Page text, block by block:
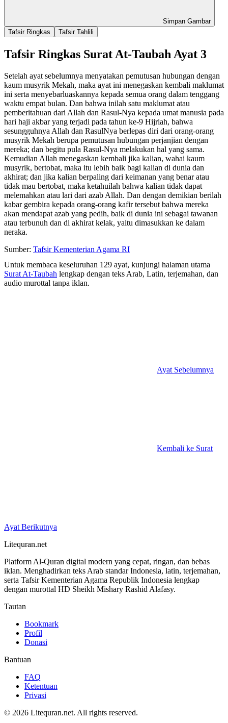
Simpan Gambar
Tafsir Ringkas
Tafsir Tahlili
Tafsir Ringkas Surat At-Taubah Ayat 3
Setelah ayat sebelumnya menyatakan pemutusan hubungan dengan
kaum musyrik Mekah, maka ayat ini menegaskan kembali maklumat
ini serta menyebarluaskannya kepada semua orang dalam tenggang
waktu empat bulan. Dan bahwa inilah satu maklumat atau
pemberitahuan dari Allah dan Rasul-Nya kepada umat manusia pada
hari haji akbar yang terjadi pada tahun ke-9 Hijriah, bahwa
sesungguhnya Allah dan RasulNya berlepas diri dari orang-orang
musyrik Mekah berupa pemutusan hubungan perjanjian dengan
mereka; dan begitu pula Rasul-Nya melakukan hal yang sama.
Kemudian Allah menegaskan kembali jika kalian, wahai kaum
musyrik, bertobat, maka itu lebih baik bagi kalian di dunia dan
akhirat; dan jika kalian berpaling dari keimanan yang benar atau
tidak mau bertobat, maka ketahuilah bahwa kalian tidak dapat
melemahkan atau lari dari azab Allah. Dan dengan demikian berilah
kabar gembira kepada orang-orang kafir tersebut bahwa mereka
akan mendapat azab yang pedih, baik di dunia ini sebagai tawanan
atau terbunuh dan di akhirat kelak, yaitu dimasukkan ke dalam
neraka.
Sumber: Tafsir Kementerian Agama RI
Untuk membaca keseluruhan 129 ayat, kunjungi halaman utama
Surat At-Taubah lengkap dengan teks Arab, Latin, terjemahan, dan
audio murottal tanpa iklan.
Ayat Sebelumnya
Kembali ke Surat
Ayat Berikutnya
Litequran.net
Platform Al-Quran digital modern yang cepat, ringan, dan bebas
iklan. Menghadirkan teks Arab standar Indonesia, latin, terjemahan,
serta Tafsir Kementerian Agama Republik Indonesia lengkap
dengan murottal HD Sheikh Mishary Rashid Alafasy.
Tautan
Bookmark
Profil
Donasi
Bantuan
FAQ
Ketentuan
Privasi
© 2026 Litequran.net. All rights reserved.